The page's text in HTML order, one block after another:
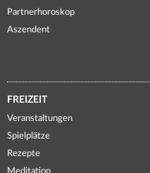
Partnerhoroskop
Aszendent
FREIZEIT
Veranstaltungen
Spielplätze
Rezepte
Meditation